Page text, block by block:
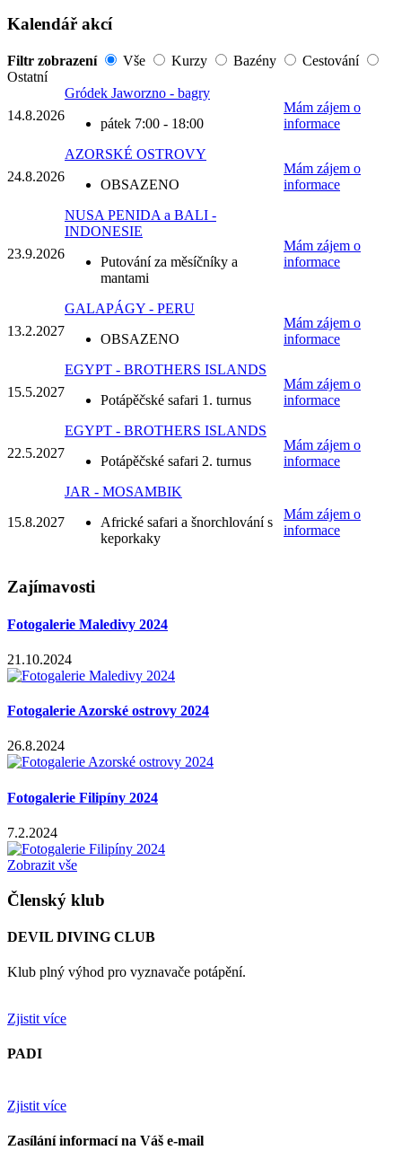
Kalendář akcí
Filtr zobrazení Vše Kurzy Bazény
Cestování
Ostatní
14.8.2026
Gródek Jaworzno - bagry
pátek 7:00 - 18:00
Mám zájem o
informace
24.8.2026
AZORSKÉ OSTROVY
OBSAZENO
Mám zájem o
informace
23.9.2026
NUSA PENIDA a BALI -
INDONESIE
Putování za měsíčníky a
mantami
Mám zájem o
informace
13.2.2027
GALAPÁGY - PERU
OBSAZENO
Mám zájem o
informace
15.5.2027
EGYPT - BROTHERS ISLANDS
Potápěčské safari 1. turnus
Mám zájem o
informace
22.5.2027
EGYPT - BROTHERS ISLANDS
Potápěčské safari 2. turnus
Mám zájem o
informace
15.8.2027
JAR - MOSAMBIK
Africké safari a šnorchlování s
keporkaky
Mám zájem o
informace
Zajímavosti
Fotogalerie Maledivy 2024
21.10.2024
Fotogalerie Azorské ostrovy 2024
26.8.2024
Fotogalerie Filipíny 2024
7.2.2024
Zobrazit vše
Členský klub
DEVIL DIVING CLUB
Klub plný výhod pro vyznavače potápění.
Zjistit více
PADI
Zjistit více
Zasílání informací na Váš e-mail